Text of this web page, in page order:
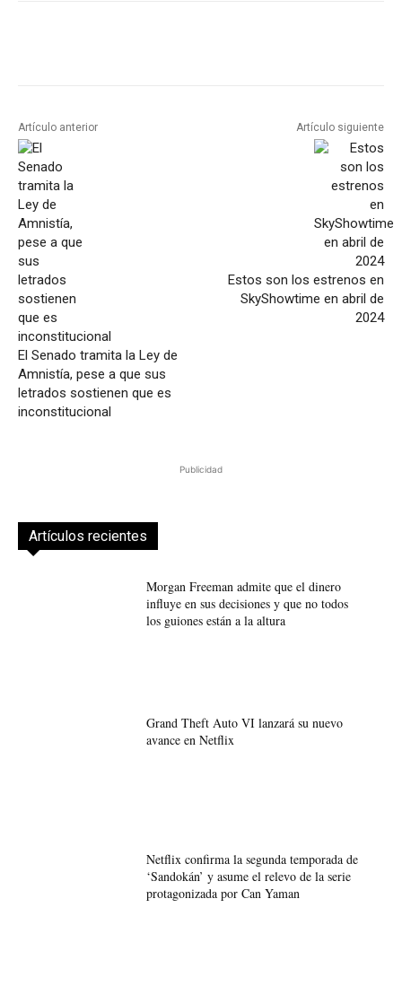
Artículo anterior
El Senado tramita la Ley de
Amnistía, pese a que sus
letrados sostienen que es
inconstitucional
Artículo siguiente
Estos son los estrenos en
SkyShowtime en abril de
2024
Publicidad
Artículos recientes
Morgan Freeman admite que el dinero
influye en sus decisiones y que no todos
los guiones están a la altura
Grand Theft Auto VI lanzará su nuevo
avance en Netflix
Netflix confirma la segunda temporada de
‘Sandokán’ y asume el relevo de la serie
protagonizada por Can Yaman